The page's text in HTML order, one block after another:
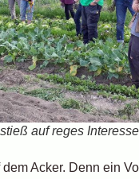
auf reges
Acker. Denn ein